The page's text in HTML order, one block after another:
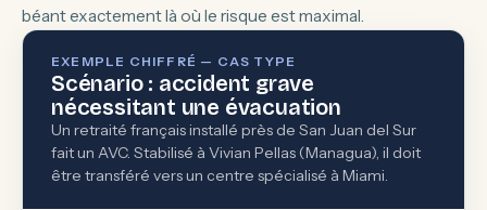
béant exactement là où le risque est maximal.
EXEMPLE CHIFFRÉ — CAS TYPE
Scénario : accident grave
nécessitant une évacuation
Un retraité français installé près de San Juan del Sur
fait un AVC. Stabilisé à Vivian Pellas (Managua), il doit
être transféré vers un centre spécialisé à Miami.